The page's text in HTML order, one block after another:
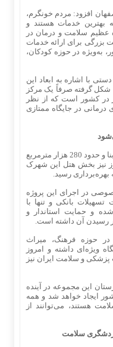
افزود: مردم خونگرم،
بهترین خدمات هستند و
عظیم سلامت و درمان در
بزرگی برای ارائه خدمات
به‌ویژه در حوزه کودکان،
با اشاره به ابعاد این
شکل گرفته صرفاً یک مرکز
در کشور است که از نظر
درمانی در جایگاه ممتازی
وی ادامه داد: بیش از 200 هزار مترمربع بنا و حدود 280 هزار مترمربع
نیز بخش هتل این شهرک
در اجرای این پروژه
بانکی و تنها با
و حمایت استاندار و
رسیدن آن داشته است.
حوزه فرهنگ، میراث
ویژه‌ای داشته و امروز
و سلامت ایران نیز
این مجموعه در آینده
ایجاد خواهد شد و همه
هستند، می‌توانند از